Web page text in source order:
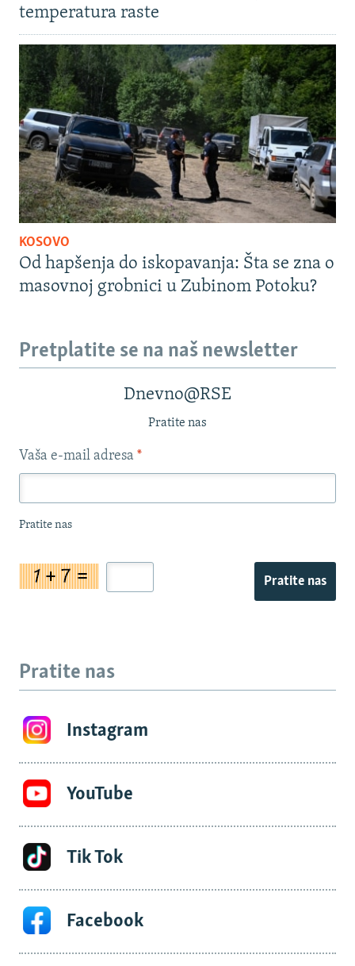
temperatura raste
KOSOVO
Od hapšenja do iskopavanja: Šta se zna o
masovnoj grobnici u Zubinom Potoku?
Pretplatite se na naš newsletter
Dnevno@RSE
Pratite nas
Vaša e-mail adresa *
Pratite nas
Pratite nas
Pratite nas
Instagram
YouTube
Tik Tok
Facebook